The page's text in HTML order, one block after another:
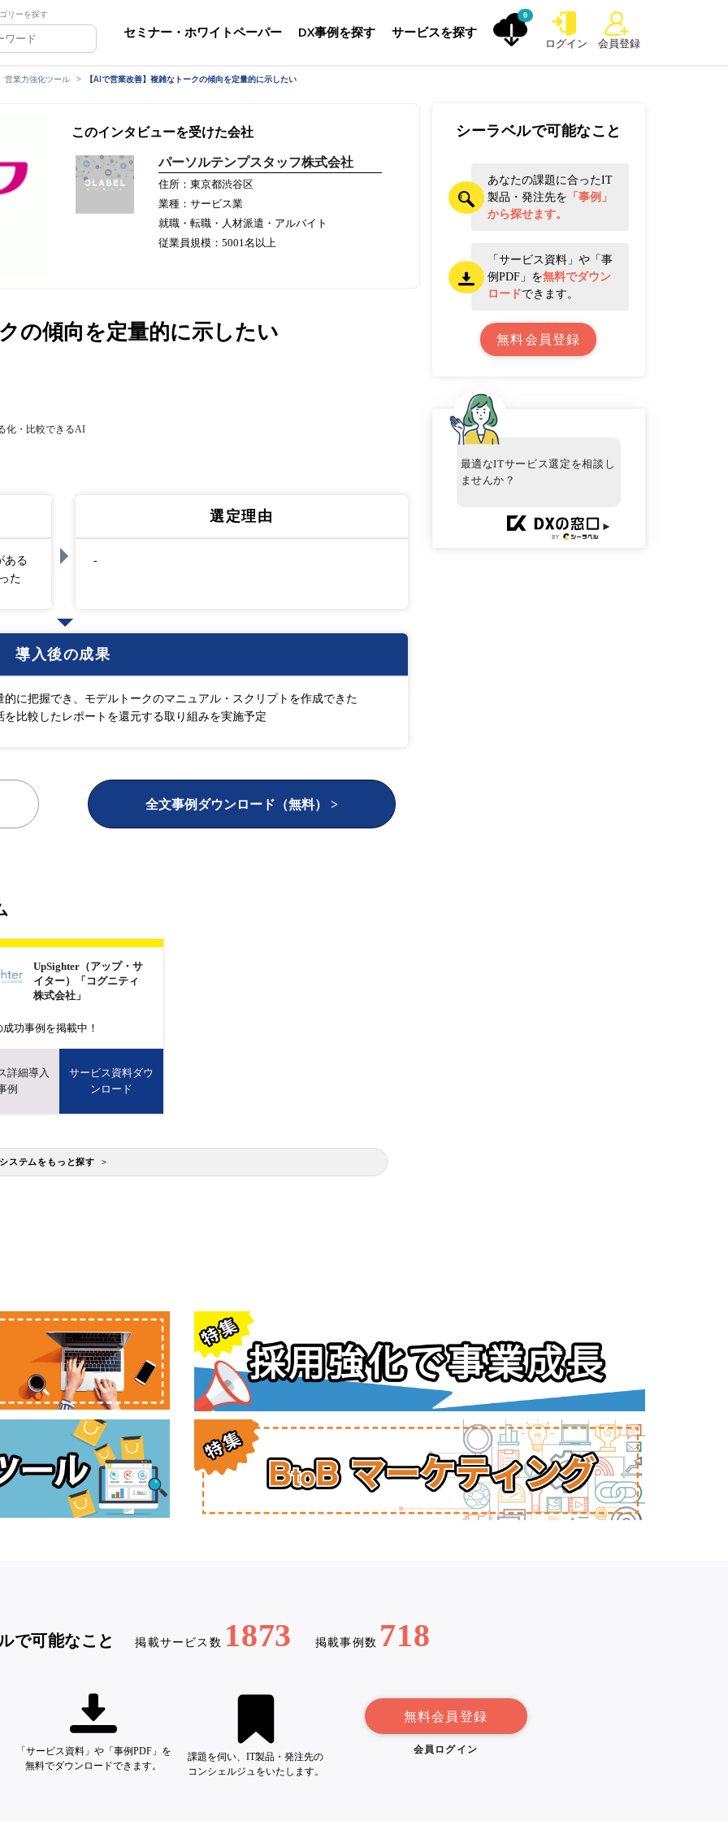
リーを探す
セミナー・ホワイトペーパー DX事例を探す サービスを探す
0
ログイン 会員登録
営業力強化ツール 【AIで営業改善】複雑なトークの傾向を定量的に示したい
このインタビューを受けた会社
パーソルテンプスタッフ株式会社
住所：東京都渋谷区
業種：サービス業
就職・転職・人材派遣・アルバイト
従業員規模：5001名以上
の傾向を定量的に示したい
化・比較できるAI
ある
た
選定理由
-
導入後の成果
に把握でき、モデルトークのマニュアル・スクリプトを作成できた
比較したレポートを還元する取り組みを実施予定
全文事例ダウンロード（無料） >
UpSighter（アップ・サ
イター）「コグニティ
株式会社」
成功事例を掲載中！
詳細導入
例
サービス資料ダウ
ンロード
ステムをもっと探す >
シーラベルで可能なこと
あなたの課題に合ったIT
製品・発注先を 「事例」
から探せます。
「サービス資料」や「事
例PDF」を無料でダウン
ロードできます。
無料会員登録
最適なITサービス選定を相談し
ませんか？
►
で可能なこと 掲載サービス数 1873 掲載事例数 718
「サービス資料」や「事例PDF」を
無料でダウンロードできます。
課題を伺い、IT製品・発注先の
コンシェルジュをいたします。
無料会員登録
会員ログイン